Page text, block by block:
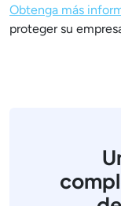
Obtenga más
proteger su